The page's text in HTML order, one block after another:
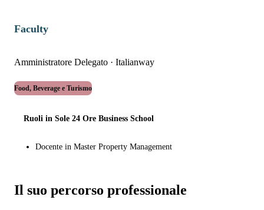
Faculty
Amministratore Delegato · Italianway
Food, Beverage e Turismo
Ruoli in Sole 24 Ore Business School
Docente in Master Property Management
Il suo percorso professionale